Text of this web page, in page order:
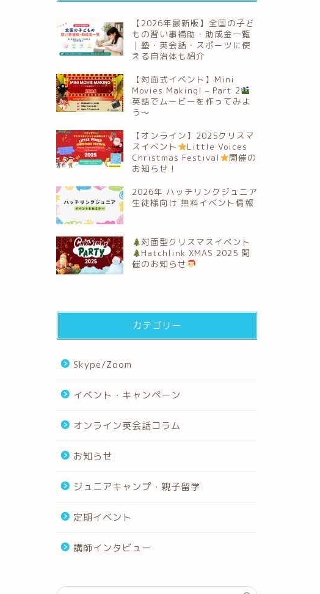
【2026年最新版】全国の子ど
もの習い事補助・助成金一覧
｜塾・英会話・スポーツに使
える自治体も紹介
【対面式イベント】Mini
Movies Making! – Part 2
英語でムービーを作ってみよ
う～
【オンライン】2025クリスマ
スイベント
Little Voices
Christmas Festival
開催の
お知らせ！
2026年 ハッチリンクジュニア
生徒様向け 無料イベント情報
対面型クリスマスイベント
Hatchlink XMAS 2025 開
催のお知らせ
カテゴリー
Skype/Zoom
イベント・キャンペーン
オンライン英会話コラム
お知らせ
ジュニアキャンプ・親子留学
定期イベント
講師インタビュー